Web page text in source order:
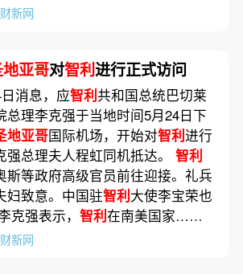
财新网
亚哥对智利进行正式访问
消息，应智利共和国总统巴切莱
总理李克强于当地时间5月24日下
地亚哥国际机场，开始对智利进行
强总理夫人程虹同机抵达。 智利
斯等政府高级官员前往迎接。礼兵
妇致意。中国驻智利大使李宝荣也
克强表示， 智利在南美国家……
财新网